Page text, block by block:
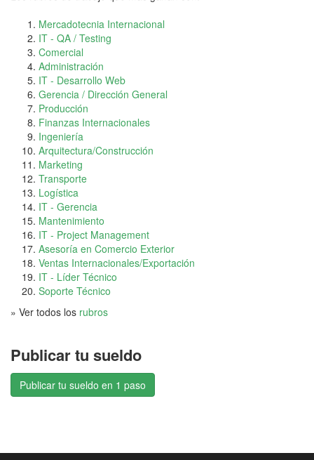
Mercadotecnia Internacional
IT - QA / Testing
Comercial
Administración
IT - Desarrollo Web
Gerencia / Dirección General
Producción
Finanzas Internacionales
Ingeniería
Arquitectura/Construcción
Marketing
Transporte
Logística
IT - Gerencia
Mantenimiento
IT - Project Management
Asesoría en Comercio Exterior
Ventas Internacionales/Exportación
IT - Líder Técnico
Soporte Técnico
» Ver todos los rubros
Publicar tu sueldo
Publicar tu sueldo en 1 paso